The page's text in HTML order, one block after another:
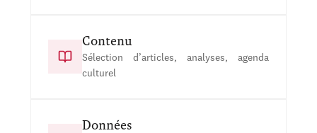
Contenu
Sélection d’articles, analyses, agenda
culturel
Données